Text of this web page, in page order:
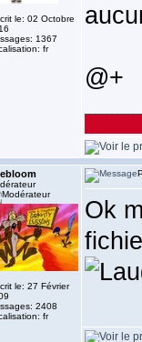
le: 02 Octobre
1367
fr
@+
le: 27 Février
2408
fr
Ok